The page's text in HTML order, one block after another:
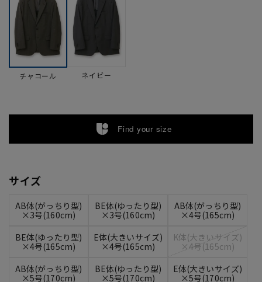
チャコール ネイビー
Find your size
サイズ
AB体(がっちり型)
×3号(160cm)
BE体(ゆったり型)
×3号(160cm)
AB体(がっちり型)
×4号(165cm)
BE体(ゆったり型)
×4号(165cm)
E体(大きいサイズ)
×4号(165cm)
K体(大きいサイズ)
×4号(165cm)
AB体(がっちり型)
×5号(170cm)
BE体(ゆったり型)
×5号(170cm)
E体(大きいサイズ)
×5号(170cm)